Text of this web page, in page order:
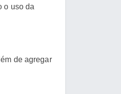
o uso da
de agregar